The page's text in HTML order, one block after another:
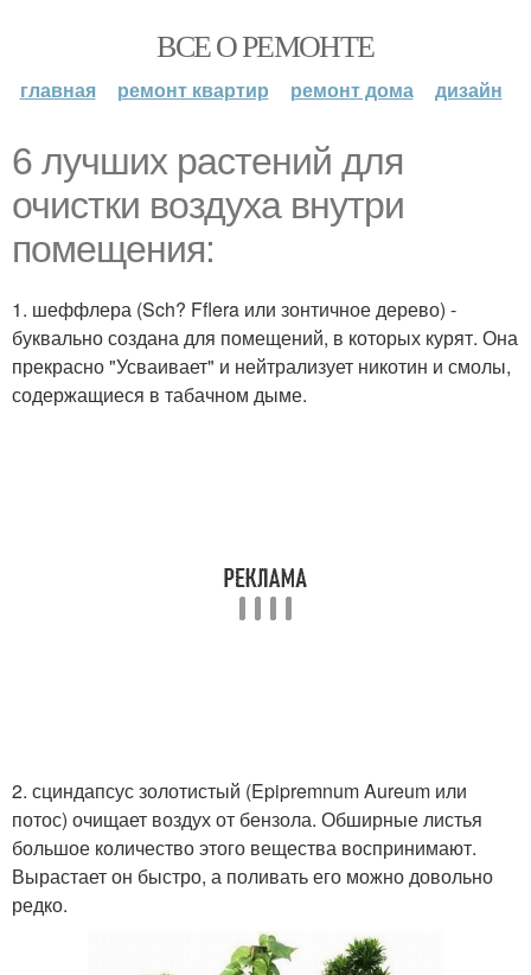
ВСЕ О РЕМОНТЕ
главная ремонт квартир ремонт дома дизайн
6 лучших растений для
очистки воздуха внутри
помещения:
1. шеффлера (Sch? Fflera или зонтичное дерево) -
буквально создана для помещений, в которых курят. Она
прекрасно "Усваивает" и нейтрализует никотин и смолы,
содержащиеся в табачном дыме.
2. сциндапсус золотистый (Epipremnum Aureum или
потос) очищает воздух от бензола. Обширные листья
большое количество этого вещества воспринимают.
Вырастает он быстро, а поливать его можно довольно
редко.